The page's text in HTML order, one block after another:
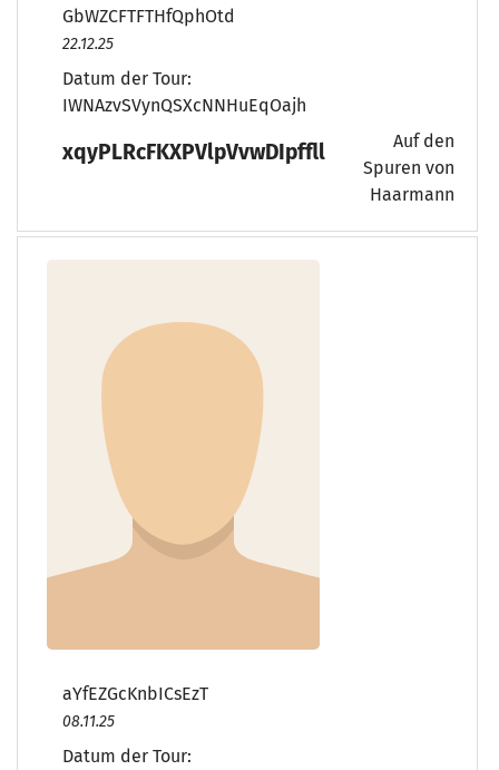
GbWZCFTFTHfQphOtd
22.12.25
Datum der Tour:
IWNAzvSVynQSXcNNHuEqOajh
xqyPLRcFKXPVlpVvwDIpffll
Auf den
Spuren von
Haarmann
aYfEZGcKnbICsEzT
08.11.25
Datum der Tour: